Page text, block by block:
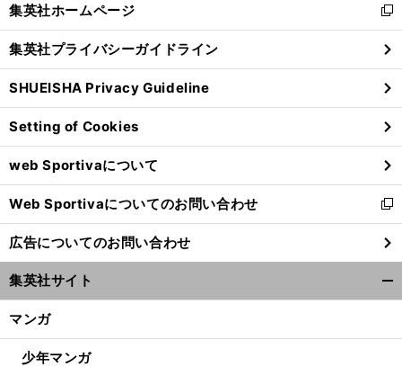
閉
る
集英社ホームページ
新
し
い
ウ
ィ
ン
ド
ウ
で
開
く
集英社プライバシーガイドライン
SHUEISHA Privacy Guideline
Setting of Cookies
web Sportivaについて
Web Sportivaについてのお問い合わせ
新
し
い
ウ
ィ
ン
ウ
広告についてのお問い合わせ
集英社サイト
マンガ
少年マンガ